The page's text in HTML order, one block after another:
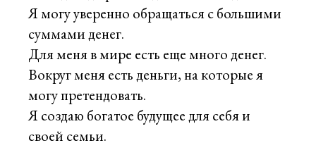
Я могу уверенно обращаться с большими
суммами денег.
Для меня в мире есть еще много денег.
Вокруг меня есть деньги, на которые я
могу претендовать.
Я создаю богатое будущее для себя и
своей семьи.